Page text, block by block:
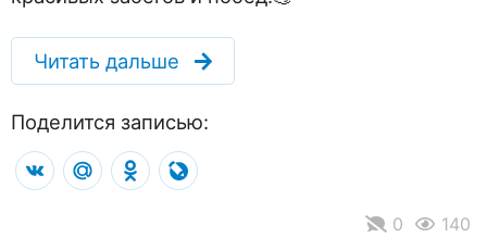
Читать дальше
Поделится записью:
VK Mail.RuOdnoklassniki
0 140